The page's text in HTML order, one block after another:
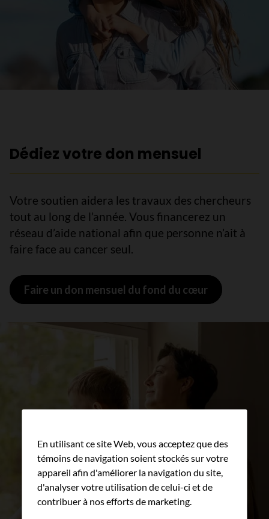
Dédiez votre don mensuel
Votre soutien aidera les travaux des chercheurs
tout au long de l’année. Vous financerez un
réseau d’aide national afin que personne n’ait à
faire face au cancer seul.
Faire un don mensuel du fond du cœur
En utilisant ce site Web, vous acceptez que des
témoins de navigation soient stockés sur votre
appareil afin d'améliorer la navigation du site,
d'analyser votre utilisation de celui-ci et de
contribuer à nos efforts de marketing.